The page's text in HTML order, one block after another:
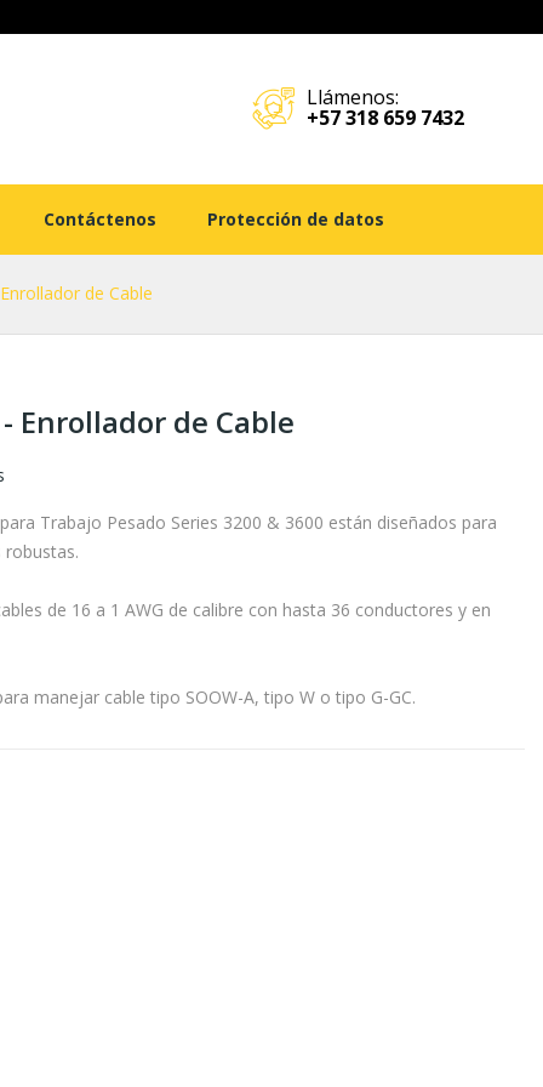
Llámenos:
+57 318 659 7432
Contáctenos Protección de datos
de Cable
Enrollador de Cable
Trabajo Pesado Series 3200 & 3600 están diseñados para
robustas.
de 16 a 1 AWG de calibre con hasta 36 conductores y en
manejar cable tipo SOOW-A, tipo W o tipo G-GC.